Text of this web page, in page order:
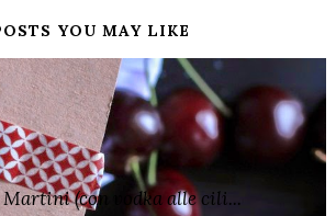
YOU MAY LIKE
(con vodka alle cili...